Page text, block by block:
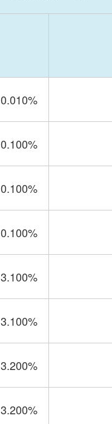
0.010%
0.100%
0.100%
0.100%
3.100%
3.100%
3.200%
3.200%